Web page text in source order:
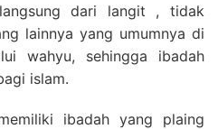
dari langit , tidak
lainnya yang umumnya di
wahyu, sehingga ibadah
islam.
ibadah yang plaing